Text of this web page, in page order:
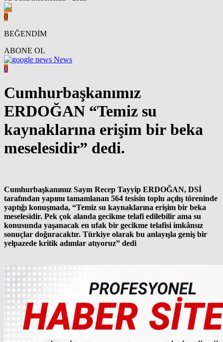
0
BEĞENDİM
ABONE OL
News
0
Cumhurbaşkanımız
ERDOĞAN “Temiz su
kaynaklarına erişim bir beka
meselesidir” dedi.
Cumhurbaşkanımız Sayın Recep Tayyip ERDOĞAN, DSİ
tarafından yapımı tamamlanan 564 tesisin toplu açılış töreninde
yaptığı konuşmada, “Temiz su kaynaklarına erişim bir beka
meselesidir. Pek çok alanda gecikme telafi edilebilir ama su
konusunda yaşanacak en ufak bir gecikme telafisi imkânsız
sonuçlar doğuracaktır. Türkiye olarak bu anlayışla geniş bir
yelpazede kritik adımlar atıyoruz” dedi